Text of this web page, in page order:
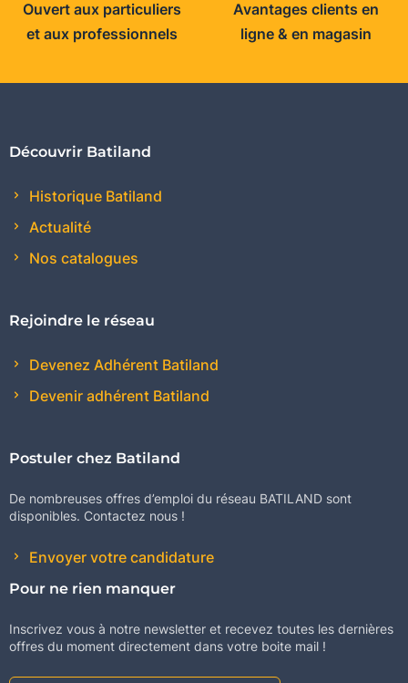
Ouvert aux particuliers
et aux professionnels
Avantages clients en
ligne & en magasin
Découvrir Batiland
Historique Batiland
Actualité
Nos catalogues
Rejoindre le réseau
Devenez Adhérent Batiland
Devenir adhérent Batiland
Postuler chez Batiland
De nombreuses offres d’emploi du réseau BATILAND sont
disponibles. Contactez nous !
Envoyer votre candidature
Pour ne rien manquer
Inscrivez vous à notre newsletter et recevez toutes les dernières
offres du moment directement dans votre boite mail !